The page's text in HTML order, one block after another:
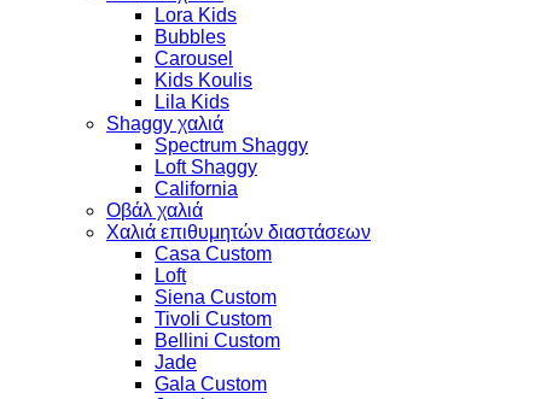
Lora Kids
Bubbles
Carousel
Kids Koulis
Lila Kids
Shaggy χαλιά
Spectrum Shaggy
Loft Shaggy
California
Οβάλ χαλιά
Χαλιά επιθυμητών διαστάσεων
Casa Custom
Loft
Siena Custom
Tivoli Custom
Bellini Custom
Jade
Gala Custom